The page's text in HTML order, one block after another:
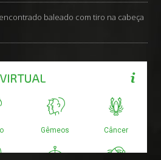
baleado com tiro na cabeça